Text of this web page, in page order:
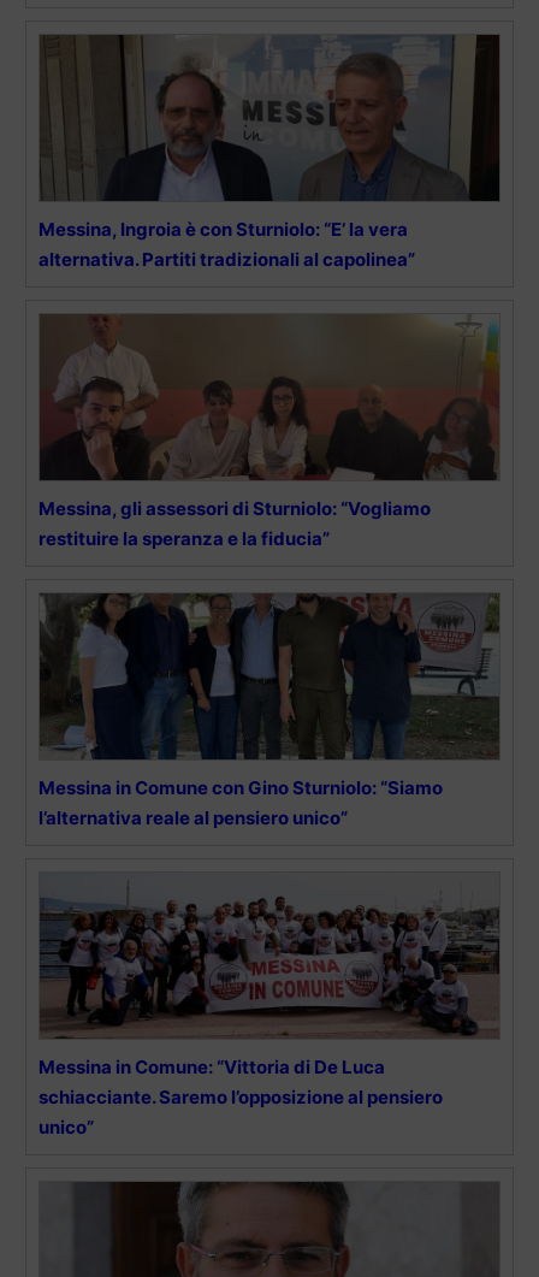
Messina, Ingroia è con Sturniolo: “E’ la vera
alternativa. Partiti tradizionali al capolinea”
Messina, gli assessori di Sturniolo: “Vogliamo
restituire la speranza e la fiducia”
Messina in Comune con Gino Sturniolo: “Siamo
l’alternativa reale al pensiero unico”
Messina in Comune: “Vittoria di De Luca
schiacciante. Saremo l’opposizione al pensiero
unico”